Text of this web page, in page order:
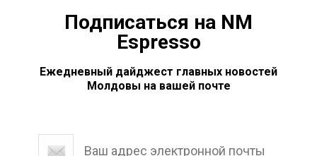
Подписаться на NM
Espresso
Ежедневный дайджест главных новостей
Молдовы на вашей почте